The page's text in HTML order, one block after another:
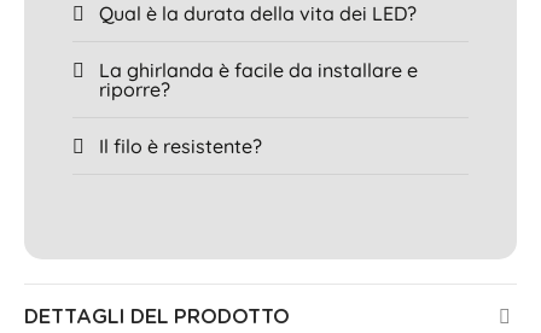
Qual è la durata della vita dei LED?
La ghirlanda è facile da installare e
riporre?
Il filo è resistente?
DETTAGLI DEL PRODOTTO